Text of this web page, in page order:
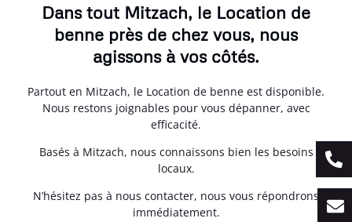
Dans tout Mitzach, le Location de
benne près de chez vous, nous
agissons à vos côtés.
Partout en Mitzach, le Location de benne est disponible.
Nous restons joignables pour vous dépanner, avec
efficacité.
Basés à Mitzach, nous connaissons bien les besoins
locaux.
N’hésitez pas à nous contacter, nous vous répondrons
immédiatement.